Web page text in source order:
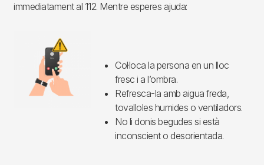
immediatament al 112. Mentre esperes ajuda:
Col·loca la persona en un lloc
fresc i a l’ombra.
Refresca-la amb aigua freda,
tovalloles humides o ventiladors.
No li donis begudes si està
inconscient o desorientada.